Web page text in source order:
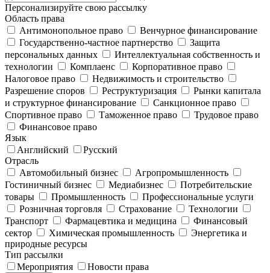
Персонализируйте свою рассылку
Область права
Антимонопольное право
Венчурное финансирование
Государственно-частное партнерство
Защита
персональных данных
Интеллектуальная собственность и
технологии
Комплаенс
Корпоративное право
Налоговое право
Недвижимость и строительство
Разрешение споров
Реструктуризация
Рынки капитала
и структурное финансирование
Санкционное право
Спортивное право
Таможенное право
Трудовое право
Финансовое право
Язык
Английский
Русский
Отрасль
Автомобильный бизнес
Агропромышленность
Гостиничный бизнес
Медиабизнес
Потребительские
товары
Промышленность
Профессиональные услуги
Розничная торговля
Страхование
Технологии
Транспорт
Фармацевтика и медицина
Финансовый
сектор
Химическая промышленность
Энергетика и
природные ресурсы
Тип рассылки
Мероприятия
Новости права